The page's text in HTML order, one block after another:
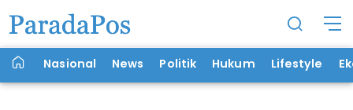
Nasional News Politik Hukum Lifestyle